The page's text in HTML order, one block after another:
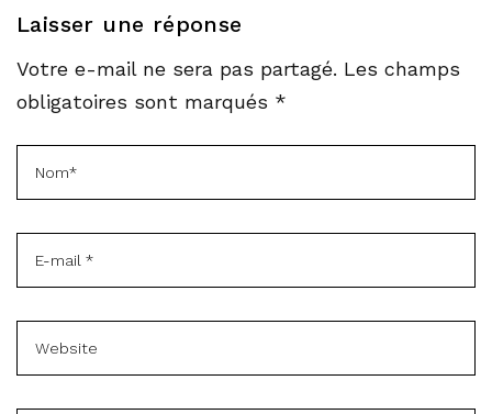
Laisser une réponse
Votre e-mail ne sera pas partagé. Les champs
obligatoires sont marqués *